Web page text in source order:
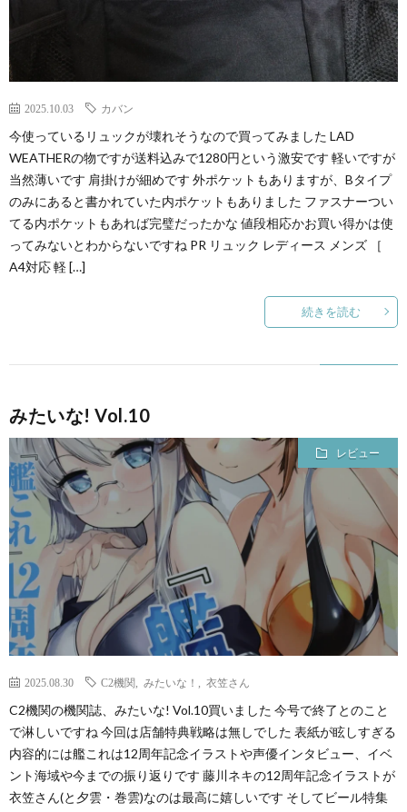
2025.10.03 カバン
今使っているリュックが壊れそうなので買ってみました LAD
WEATHERの物ですが送料込みで1280円という激安です 軽いですが
当然薄いです 肩掛けが細めです 外ポケットもありますが、Bタイプ
のみにあると書かれていた内ポケットもありました ファスナーつい
てる内ポケットもあれば完璧だったかな 値段相応かお買い得かは使
ってみないとわからないですね PR リュック レディース メンズ ［
A4対応 軽 […]
続きを読む
みたいな! Vol.10
レビュー
2025.08.30 C2機関 みたいな！ 衣笠さん
C2機関の機関誌、みたいな! Vol.10買いました 今号で終了とのこと
で淋しいですね 今回は店舗特典戦略は無しでした 表紙が眩しすぎる
内容的には艦これは12周年記念イラストや声優インタビュー、イベ
ント海域や今までの振り返りです 藤川ネキの12周年記念イラストが
衣笠さん(と夕雲・巻雲)なのは最高に嬉しいです そしてビール特集